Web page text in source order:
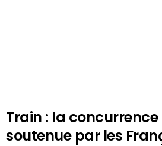
Train : la
soutenue par les